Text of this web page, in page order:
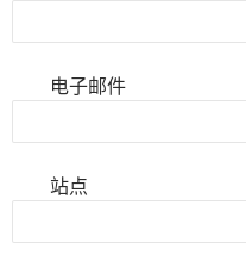
电子邮件
站点